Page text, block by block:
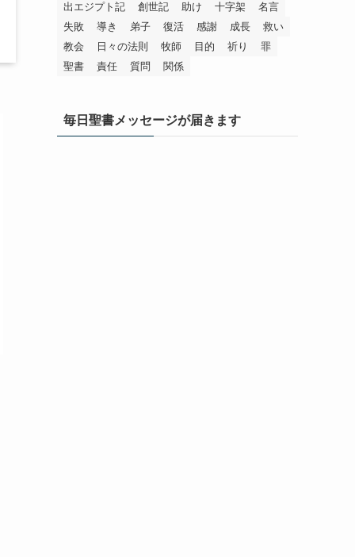
出エジプト記
創世記 助け 十字架
名言
失敗
導き 弟子 復活 感謝 成長
救い
教会
日々の法則 牧師 目的 祈り
罪
聖書
責任 質問 関係
毎日聖書メッセージが届きます